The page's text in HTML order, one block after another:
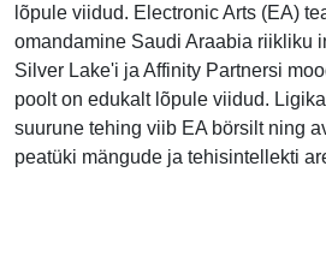
lõpule viidud. Electronic Arts (EA)
omandamine Saudi Araabia riikliku
Silver Lake'i ja Affinity Partnersi
poolt on edukalt lõpule viidud.
suurune tehing viib EA börsilt ning
peatüki mängude ja tehisintellekti